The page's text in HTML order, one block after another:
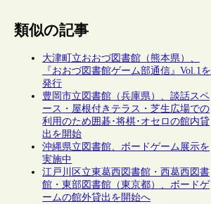
類似の記事
大津町立おおづ図書館（熊本県）、
『おおづ図書館ゲーム部通信』Vol.1を
発行
豊岡市立図書館（兵庫県）、談話スペ
ース・屋根付きテラス・芝生広場での
利用のため囲碁･将棋･オセロの館内貸
出を開始
沖縄県立図書館、ボードゲーム展示を
実施中
江戸川区立東葛西図書館・西葛西図書
館・東部図書館（東京都）、ボードゲ
ームの館外貸出を開始へ